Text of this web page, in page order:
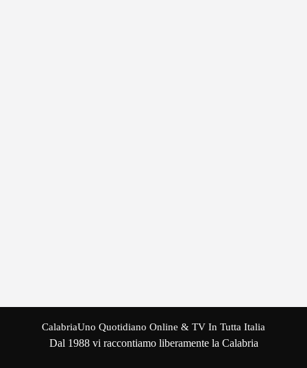
CalabriaUno Quotidiano Online & TV In Tutta Italia
Dal 1988 vi raccontiamo liberamente la Calabria